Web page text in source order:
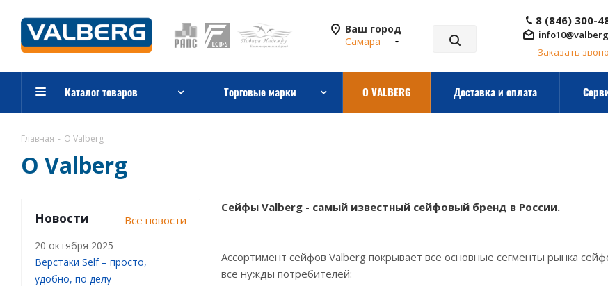
Ваш город
Самара
8 (846) 300-
Заказать
Каталог товаров Торговые марки О VALBERG Доставка и оплата
Главная - О Valberg
О Valberg
Сейфы Valberg - самый известный сейфовый бренд в России.
Ассортимент сейфов Valberg покрывает все основные сегменты рынка
все нужды потребителей:
Новости Все новости
20 октября 2025
Верстаки Self – просто,
удобно, по делу